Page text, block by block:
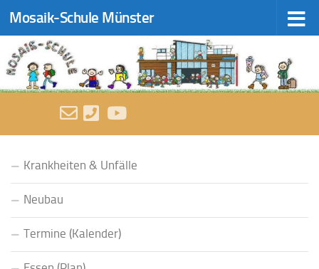
Zum Inhalt springen
Mosaik-Schule Münster
Krankheiten & Unfälle
Neubau
Termine (Kalender)